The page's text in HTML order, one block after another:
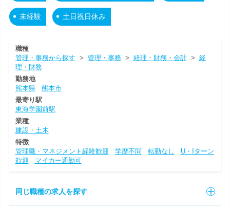
未経験 土日祝日休み
職種
管理・事務から探す > 管理・事務> 経理・財務・会計> 経
理・財務
勤務地
熊本県
熊本市
最寄り駅
東海学園前駅
業種
建設・土木
特徴
管理職・マネジメント経験歓迎
学歴不問 転勤なし
U・Iターン
歓迎
マイカー通勤可
同じ職種の求人を探す